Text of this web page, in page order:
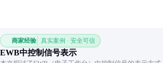
商家经验 真实案例 · 安全可信
EWB中控制信号表示